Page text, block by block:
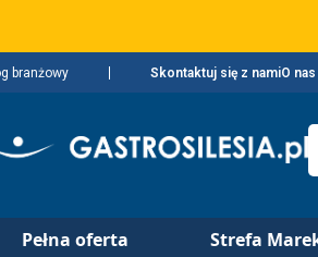
branżowy Skontaktuj się z namiO nas
Pełna oferta Strefa